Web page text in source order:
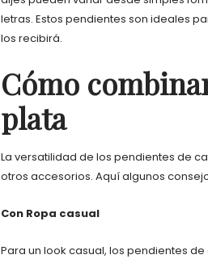
letras. Estos pendientes son ideales
los recibirá.
Cómo
plata
La versatilidad de los pendientes de
otros accesorios. Aquí algunos
Con Ropa casual
Para un look casual, los pendientes